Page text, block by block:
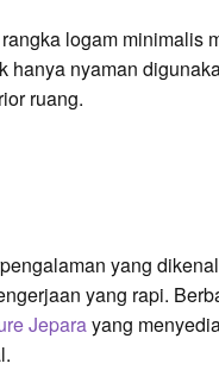
logam minimalis
nyaman
ruang.
yang
yang rapi.
Jeparayang